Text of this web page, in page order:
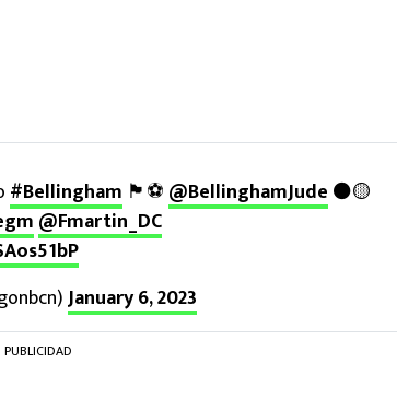
#Bellingham 🏴󠁧󠁢󠁥󠁮󠁧󠁿⚽ @BellinghamJude ⚫🟡
@Fmartin_DC
January 6, 2023
PUBLICIDAD